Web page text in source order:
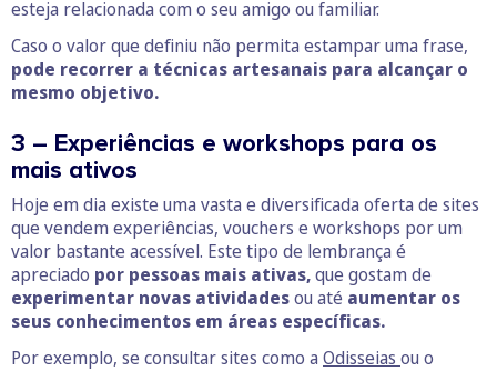
esteja relacionada com o seu amigo ou familiar.
Caso o valor que definiu não permita estampar uma frase,
pode recorrer a técnicas artesanais para alcançar o
mesmo objetivo.
3 – Experiências e workshops para os
mais ativos
Hoje em dia existe uma vasta e diversificada oferta de sites
que vendem experiências, vouchers e workshops por um
valor bastante acessível. Este tipo de lembrança é
apreciado por pessoas mais ativas,que gostam de
experimentar novas atividadesou até aumentar os
seus conhecimentos em áreas específicas.
Por exemplo, se consultar sites como a Odisseias ou o